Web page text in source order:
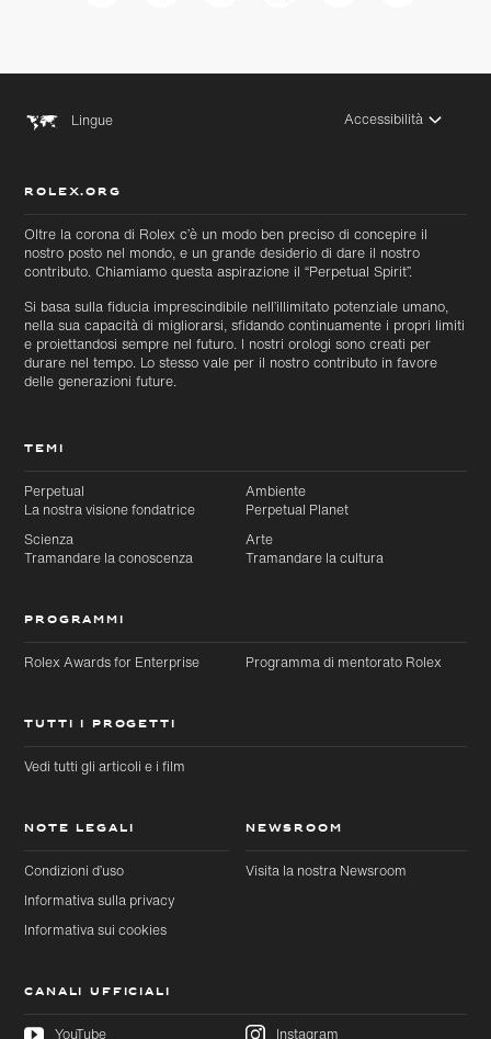
Passa al
contenuto
principale
Passa
al
footer
Lingue Accessibilità
ROLEX.ORG
Oltre la corona di Rolex c’è un modo ben preciso di concepire il
nostro posto nel mondo, e un grande desiderio di dare il nostro
contributo. Chiamiamo questa aspirazione il “Perpetual Spirit”.
Si basa sulla fiducia imprescindibile nell’illimitato potenziale umano,
nella sua capacità di migliorarsi, sfidando continuamente i propri limiti
e proiettandosi sempre nel futuro. I nostri orologi sono creati per
durare nel tempo. Lo stesso vale per il nostro contributo in favore
delle generazioni future.
TEMI
Perpetual
La nostra visione fondatrice
Ambiente
Perpetual Planet
Scienza
Tramandare la conoscenza
Arte
Tramandare la cultura
PROGRAMMI
Rolex Awards for Enterprise Programma di mentorato Rolex
TUTTI I PROGETTI
Vedi tutti gli articoli e i film
NOTE LEGALI
Condizioni d’uso
Informativa sulla privacy
Informativa sui cookies
NEWSROOM
Visita la nostra Newsroom
CANALI UFFICIALI
YouTube Instagram